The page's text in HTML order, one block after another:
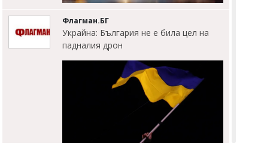
Флагман.БГ
Украйна: България не е била цел на
падналия дрон